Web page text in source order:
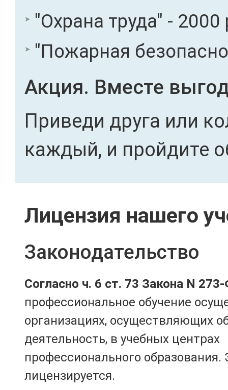
"Охрана труда" - 2000
"Пожарная
Акция. Вместе
Приведи друга или
каждый, и пройдите
Лицензия нашего
Законодательство
Согласно ч. 6 ст. 73 Закона N
профессиональное обучение
организациях, осуществляющих
деятельность, в учебных центрах
профессионального образования.
лицензируется.